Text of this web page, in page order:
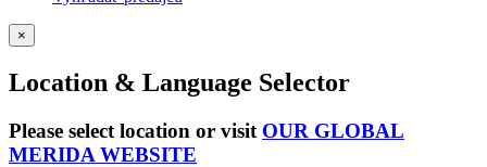
×
Location & Language Selector
Please select location or visit OUR GLOBAL
MERIDA WEBSITE